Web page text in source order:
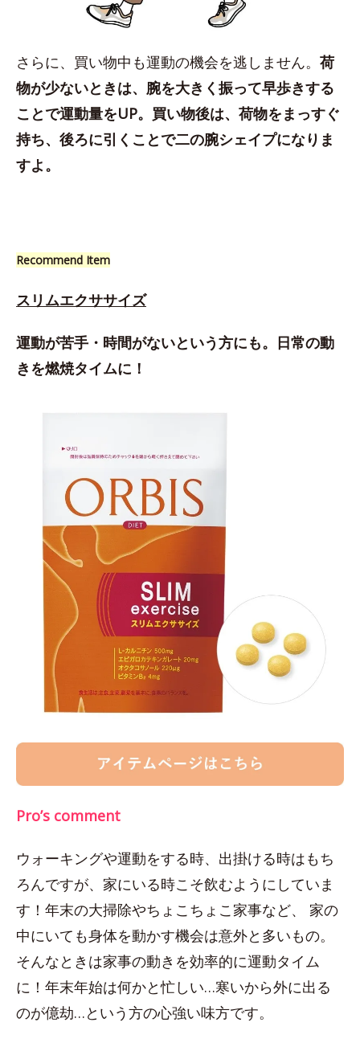
さらに、買い物中も運動の機会を逃しません。 荷
物が少ないときは、腕を大きく振って早歩きする
ことで運動量をUP。買い物後は、荷物をまっすぐ
持ち、後ろに引くことで二の腕シェイプになりま
すよ。
Recommend Item
スリムエクササイズ
運動が苦手・時間がないという方にも。日常の動
きを燃焼タイムに！
Pro’s comment
ウォーキングや運動をする時、出掛ける時はもち
ろんですが、家にいる時こそ飲むようにしていま
す！年末の大掃除やちょこちょこ家事など、 家の
中にいても身体を動かす機会は意外と多いもの。
そんなときは家事の動きを効率的に運動タイム
に！年末年始は何かと忙しい…寒いから外に出る
のが億劫…という方の心強い味方です。